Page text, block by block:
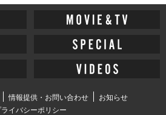
情報提供・お問い合わせ
お知らせ
ライバシーポリシー